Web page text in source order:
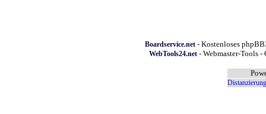
Boardservice.net- Kostenloses
WebTools24.net- Webmaster-Tools -